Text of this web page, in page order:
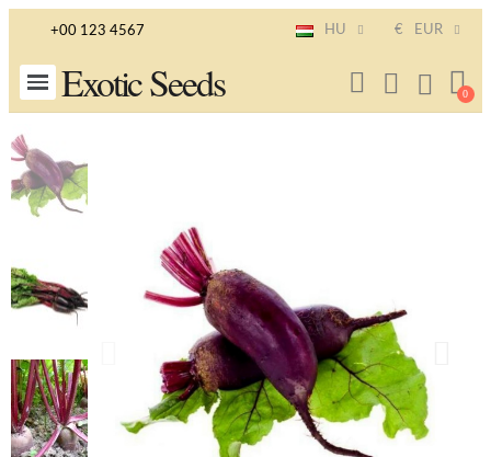
+00 123 4567 HU € EUR
Exotic Seeds